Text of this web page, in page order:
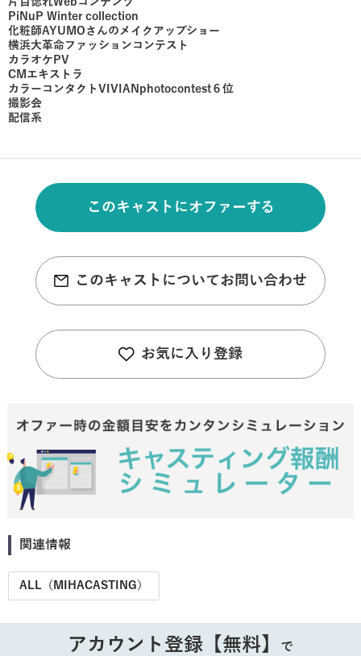
PiNuP Winter collection
化粧師AYUMOさんのメイクアップショー
横浜大革命ファッションコンテスト
カラオケPV
CMエキストラ
カラーコンタクトVIVIANphotocontest６位
撮影会
配信系
このキャストにオファーする
このキャストについてお問い合わせ
お気に入り登録
関連情報
ALL（MIHACASTING）
アカウント登録【無料】 で